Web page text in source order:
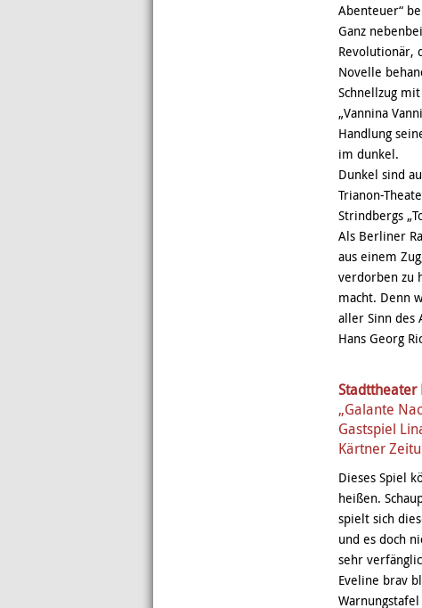
Abenteuer“
Ganz
Revolutionär,
Novelle
Schnellzug
„Vannina
Handlung
im dunkel.
Dunkel sind
Trianon-
Strindbergs
Als Berliner
aus einem
verdorben zu
macht. Denn
aller Sinn des
Hans Georg
Stadttheater
„Galante
Gastspiel
Kärtner
Dieses Spiel
heißen.
spielt sich
und es doch
sehr
Eveline brav